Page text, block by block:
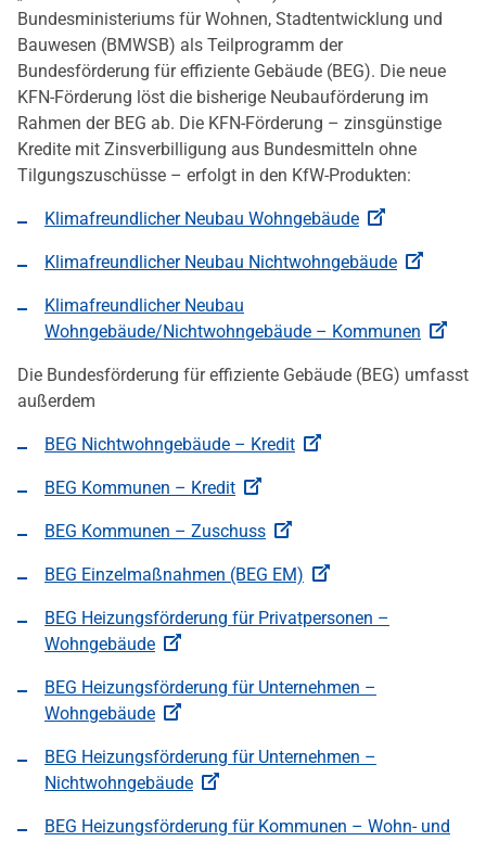
Bundesministeriums für Wohnen, Stadtentwicklung und
Bauwesen (BMWSB) als Teilprogramm der
Bundesförderung für effiziente Gebäude (BEG). Die neue
KFN-Förderung löst die bisherige Neubauförderung im
Rahmen der BEG ab. Die KFN-Förderung – zinsgünstige
Kredite mit Zinsverbilligung aus Bundesmitteln ohne
Tilgungszuschüsse – erfolgt in den KfW-Produkten:
Klimafreundlicher Neubau Wohngebäude
Klimafreundlicher Neubau Nichtwohngebäude
Klimafreundlicher Neubau
Wohngebäude/Nichtwohngebäude – Kommunen
Die Bundesförderung für effiziente Gebäude (BEG) umfasst
außerdem
BEG Nichtwohngebäude – Kredit
BEG Kommunen – Kredit
BEG Kommunen – Zuschuss
BEG Einzelmaßnahmen (BEG EM)
BEG Heizungsförderung für Privatpersonen –
Wohngebäude
BEG Heizungsförderung für Unternehmen –
Wohngebäude
BEG Heizungsförderung für Unternehmen –
Nichtwohngebäude
BEG Heizungsförderung für Kommunen – Wohn- und